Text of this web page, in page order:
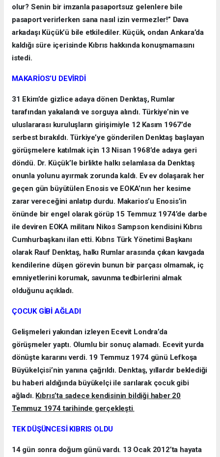
olur? Senin bir imzanla pasaportsuz gelenlere bile
pasaport verirlerken sana nasıl izin vermezler!” Dava
arkadaşı Küçük’ü bile etkilediler. Küçük, ondan Ankara’da
kaldığı süre içerisinde Kıbrıs hakkında konuşmamasını
istedi.
MAKARİOS’U DEVİRDİ
31 Ekim’de gizlice adaya dönen Denktaş, Rumlar
tarafından yakalandı ve sorguya alındı. Türkiye’nin ve
uluslararası kuruluşların girişimiyle 12 Kasım 1967’de
serbest bırakıldı. Türkiye’ye gönderilen Denktaş başlayan
görüşmelere katılmak için 13 Nisan 1968’de adaya geri
döndü. Dr. Küçük’le birlikte halkı selamlasa da Denktaş
onunla yolunu ayırmak zorunda kaldı. Ev ev dolaşarak her
geçen gün büyütülen Enosis ve EOKA’nın her kesime
zarar vereceğini anlatıp durdu. Makarios’u Enosis’in
önünde bir engel olarak görüp 15 Temmuz 1974’de darbe
ile deviren EOKA militanı Nikos Sampson kendisini Kıbrıs
Cumhurbaşkanı ilan etti. Kıbrıs Türk Yönetimi Başkanı
olarak Rauf Denktaş, halkı Rumlar arasında çıkan kavgada
kendilerine düşen görevin bunun bir parçası olmamak, iç
emniyetlerini korumak, savunma tedbirlerini almak
olduğunu açıkladı.
ÇOCUK GİBİ AĞLADI
Gelişmeleri yakından izleyen Ecevit Londra’da
görüşmeler yaptı. Olumlu bir sonuç alamadı. Ecevit yurda
dönüşte kararını verdi. 19 Temmuz 1974 günü Lefkoşa
Büyükelçisi’nin yanına çağrıldı. Denktaş, yıllardır beklediği
bu haberi aldığında büyükelçi ile sarılarak çocuk gibi
ağladı. Kıbrıs’ta sadece kendisinin bildiği haber 20
Temmuz 1974 tarihinde gerçekleşti.
TEK DÜŞÜNCESİ KIBRIS OLDU
14 gün sonra doğum günü vardı. 13 Ocak 2012’ta hayata